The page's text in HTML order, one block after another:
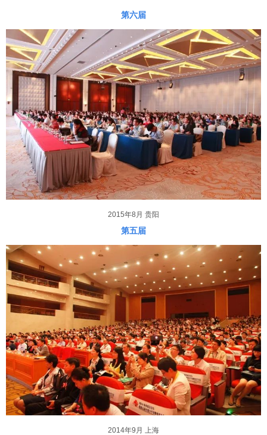
第六届
2015年8月 贵阳
第五届
2014年9月 上海